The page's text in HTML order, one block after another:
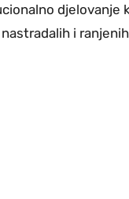
djelovanje
i